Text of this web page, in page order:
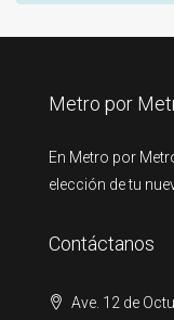
Metro por
En Metro por
elección de tu
Contáctanos
Ave. 12 de